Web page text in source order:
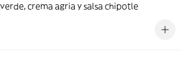
verde, crema agria y salsa chipotle